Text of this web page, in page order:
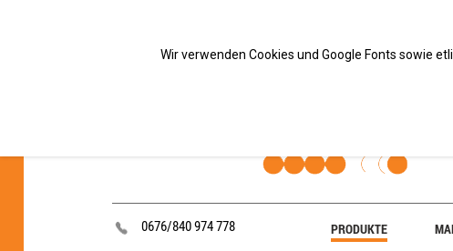
0676/840 974 778 PRODUKTE
Wir verwenden Cookies und Google Fonts sowie